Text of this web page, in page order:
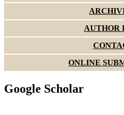
AUTHOR
ONLINE
Google Scholar